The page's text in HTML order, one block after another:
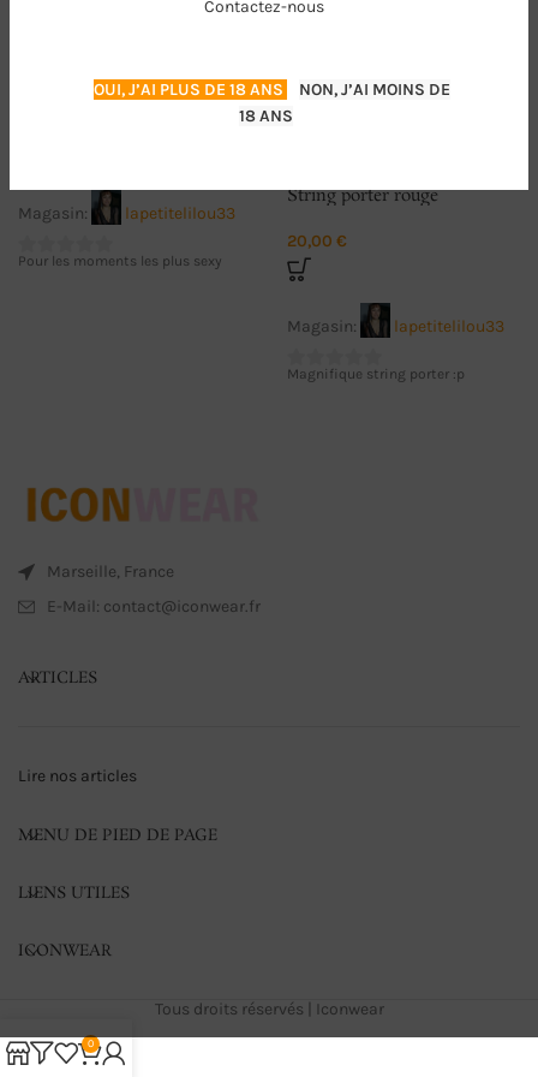
Contactez-nous
OUI, J’AI PLUS DE 18 ANS
NON, J’AI MOINS DE
18 ANS
Magasin: lapetitelilou33
0
Pour les moments les plus sexy
String porter rouge
20,00 €
Magasin: lapetitelilou33
0
Magnifique string porter :p
Marseille, France
E-Mail: contact@iconwear.fr
ARTICLES
Lire nos articles
MENU DE PIED DE PAGE
LIENS UTILES
ICONWEAR
Tous droits réservés | Iconwear
0